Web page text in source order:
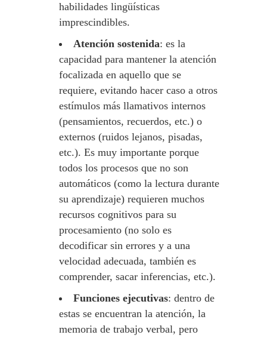
habilidades lingüísticas
imprescindibles.
Atención sostenida: es la
capacidad para mantener la atención
focalizada en aquello que se
requiere, evitando hacer caso a otros
estímulos más llamativos internos
(pensamientos, recuerdos, etc.) o
externos (ruidos lejanos, pisadas,
etc.). Es muy importante porque
todos los procesos que no son
automáticos (como la lectura durante
su aprendizaje) requieren muchos
recursos cognitivos para su
procesamiento (no solo es
decodificar sin errores y a una
velocidad adecuada, también es
comprender, sacar inferencias, etc.).
Funciones ejecutivas: dentro de
estas se encuentran la atención, la
memoria de trabajo verbal, pero